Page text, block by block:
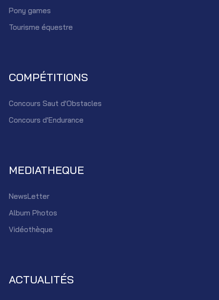
Pony games
Tourisme équestre
COMPÉTITIONS
Concours Saut d'Obstacles
Concours d'Endurance
MEDIATHEQUE
NewsLetter
Album Photos
Vidéothèque
ACTUALITÉS